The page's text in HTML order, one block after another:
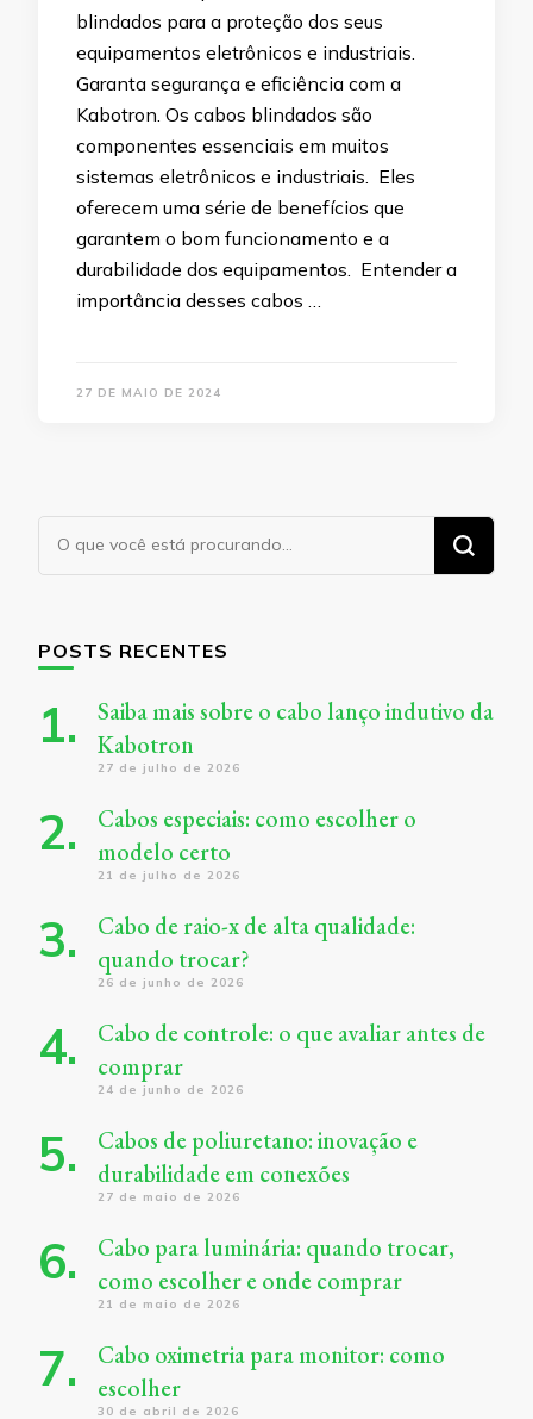
blindados para a proteção dos seus
equipamentos eletrônicos e industriais.
Garanta segurança e eficiência com a
Kabotron. Os cabos blindados são
componentes essenciais em muitos
sistemas eletrônicos e industriais. Eles
oferecem uma série de benefícios que
garantem o bom funcionamento e a
durabilidade dos equipamentos. Entender a
importância desses cabos …
27 DE MAIO DE 2024
Procurando
algo?
POSTS RECENTES
Saiba mais sobre o cabo lanço indutivo da
Kabotron
27 de julho de 2026
Cabos especiais: como escolher o
modelo certo
21 de julho de 2026
Cabo de raio-x de alta qualidade:
quando trocar?
26 de junho de 2026
Cabo de controle: o que avaliar antes de
comprar
24 de junho de 2026
Cabos de poliuretano: inovação e
durabilidade em conexões
27 de maio de 2026
Cabo para luminária: quando trocar,
como escolher e onde comprar
21 de maio de 2026
Cabo oximetria para monitor: como
escolher
30 de abril de 2026